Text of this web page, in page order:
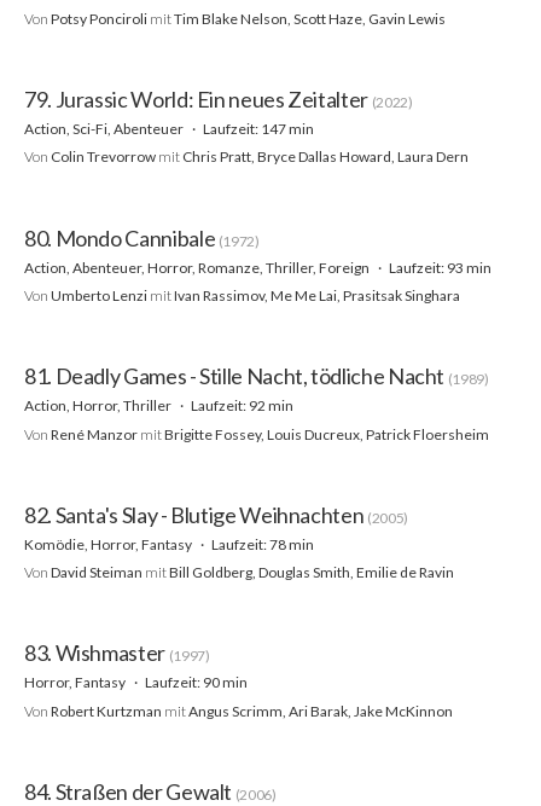
Von Potsy Ponciroli mitTim Blake Nelson, Scott Haze, Gavin Lewis
79. Jurassic World: Ein neues Zeitalter (2022)
Action, Sci-Fi, Abenteuer
Laufzeit: 147 min
Von Colin Trevorrow mit Chris Pratt, Bryce Dallas Howard, Laura Dern
80. Mondo Cannibale (1972)
Action, Abenteuer, Horror, Romanze, Thriller, Foreign
Laufzeit: 93 min
Von Umberto Lenzi mitIvan Rassimov, Me Me Lai, Prasitsak Singhara
81. Deadly Games - Stille Nacht, tödliche Nacht (1989)
Action, Horror, Thriller
Laufzeit: 92 min
Von René Manzor mitBrigitte Fossey, Louis Ducreux, Patrick Floersheim
82. Santa's Slay - Blutige Weihnachten (2005)
Komödie, Horror, Fantasy
Laufzeit: 78 min
Von David Steiman mitBill Goldberg, Douglas Smith, Emilie de Ravin
83. Wishmaster (1997)
Horror, Fantasy
Laufzeit: 90 min
Von Robert Kurtzman mitAngus Scrimm, Ari Barak, Jake McKinnon
84. Straßen der Gewalt (2006)